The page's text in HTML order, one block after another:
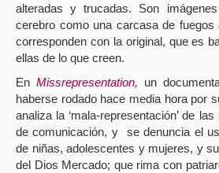
alteradas y trucadas. Son
cerebro como una carcasa de
corresponden con la original, que es
ellas de lo que creen.
EnMissrepresentation, un
haberse rodado hace media hora por
analiza la ‘mala-representación’ de
de comunicación, y
se denuncia el
de niñas, adolescentes y mujeres, y
del Dios Mercado; que rima con